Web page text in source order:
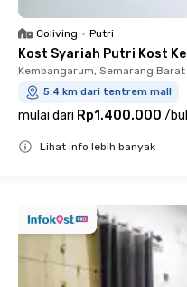
Coliving • Putri
Kost Syariah Putri Kost
Kembangarum, Semarang Barat
5.4 km dari tentrem mall
mulai dari Rp1.400.000 /
Lihat info lebih banyak